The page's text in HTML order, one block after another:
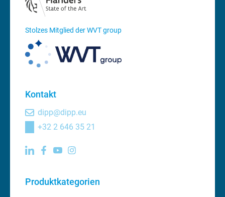
Stolzes Mitglied der WVT group
Kontakt
dipp@dipp.eu
+32 2 646 35 21
Produktkategorien